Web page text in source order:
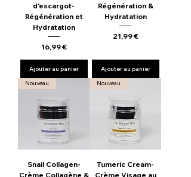
d'escargot-
Régénération et
Hydratation
Prix
16,99 €
Ajouter au panier
Régénération &
Hydratation
Prix
21,99 €
Ajouter au panier
Nouveau
Snail Collagen-
Crème Collagène &
Nouveau
Tumeric Cream-
Crème Visage au